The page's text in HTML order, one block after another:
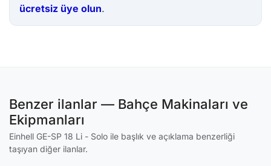
ücretsiz üye olun.
Benzer ilanlar — Bahçe Makinaları ve
Ekipmanları
Einhell GE-SP 18 Li - Solo ile başlık ve açıklama benzerliği
taşıyan diğer ilanlar.